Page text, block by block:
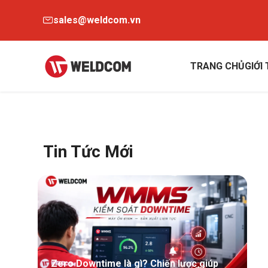
sales@weldcom.vn
TRANG CHỦGIỚI
Tin Tức Mới
Zero Downtime là gì? Chiến lược giúp